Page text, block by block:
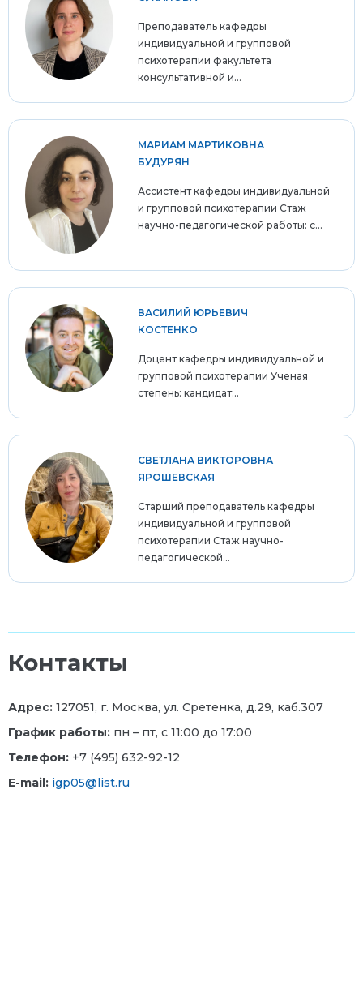
Преподаватель кафедры
индивидуальной и групповой
психотерапии факультета
консультативной и...
МАРИАМ МАРТИКОВНА
БУДУРЯН
Ассистент кафедры индивидуальной
и групповой психотерапии Стаж
научно-педагогической работы: с...
ВАСИЛИЙ ЮРЬЕВИЧ
КОСТЕНКО
Доцент кафедры индивидуальной и
групповой психотерапии Ученая
степень: кандидат...
СВЕТЛАНА ВИКТОРОВНА
ЯРОШЕВСКАЯ
Старший преподаватель кафедры
индивидуальной и групповой
психотерапии Стаж научно-
педагогической...
Контакты
Адрес: 127051, г. Москва, ул. Сретенка, д.29, каб.307
График работы: пн – пт, с 11:00 до 17:00
Телефон: +7 (495) 632-92-12
E-mail: igp05@list.ru